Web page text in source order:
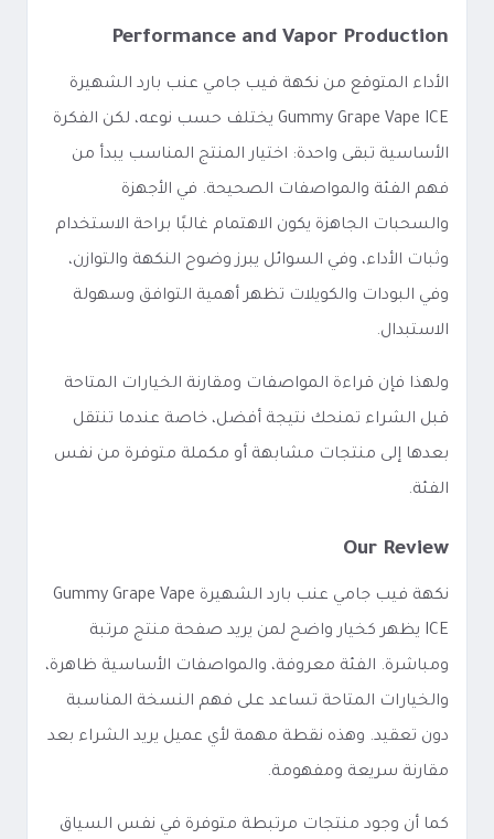
Performance and Vapor Production
الأداء المتوقع من نكهة فيب جامي عنب بارد الشهيرة
Gummy Grape Vape ICE يختلف حسب نوعه، لكن الفكرة
الأساسية تبقى واحدة: اختيار المنتج المناسب يبدأ من
فهم الفئة والمواصفات الصحيحة. في الأجهزة
والسحبات الجاهزة يكون الاهتمام غالبًا براحة الاستخدام
وثبات الأداء، وفي السوائل يبرز وضوح النكهة والتوازن،
وفي البودات والكويلات تظهر أهمية التوافق وسهولة
الاستبدال.
ولهذا فإن قراءة المواصفات ومقارنة الخيارات المتاحة
قبل الشراء تمنحك نتيجة أفضل، خاصة عندما تنتقل
بعدها إلى منتجات مشابهة أو مكملة متوفرة من نفس
الفئة.
Our Review
نكهة فيب جامي عنب بارد الشهيرة Gummy Grape Vape
ICE يظهر كخيار واضح لمن يريد صفحة منتج مرتبة
ومباشرة. الفئة معروفة، والمواصفات الأساسية ظاهرة،
والخيارات المتاحة تساعد على فهم النسخة المناسبة
دون تعقيد. وهذه نقطة مهمة لأي عميل يريد الشراء بعد
مقارنة سريعة ومفهومة.
كما أن وجود منتجات مرتبطة متوفرة في نفس السياق